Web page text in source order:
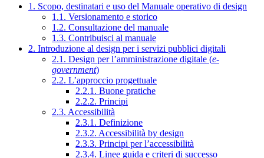
1. Scopo, destinatari e uso del Manuale operativo di design
1.1. Versionamento e storico
1.2. Consultazione del manuale
1.3. Contribuisci al manuale
2. Introduzione al design per i servizi pubblici digitali
2.1. Design per l’amministrazione digitale (e-
government)
2.2. L’approccio progettuale
2.2.1. Buone pratiche
2.2.2. Principi
2.3. Accessibilità
2.3.1. Definizione
2.3.2. Accessibilità by design
2.3.3. Principi per l’accessibilità
2.3.4. Linee guida e criteri di successo